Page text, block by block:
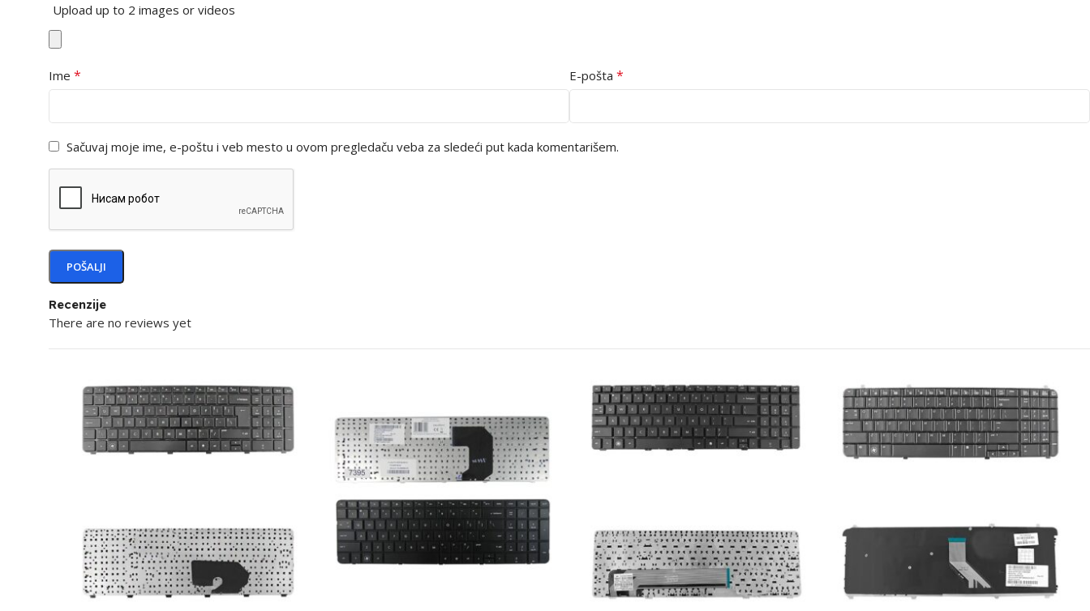
Recenzije
There are no reviews yet
Upload up to 2 images or videos
Ime * E-pošta *
Sačuvaj moje ime, e-poštu i veb mesto u ovom pregledaču veba za sledeći put kada komentarišem.